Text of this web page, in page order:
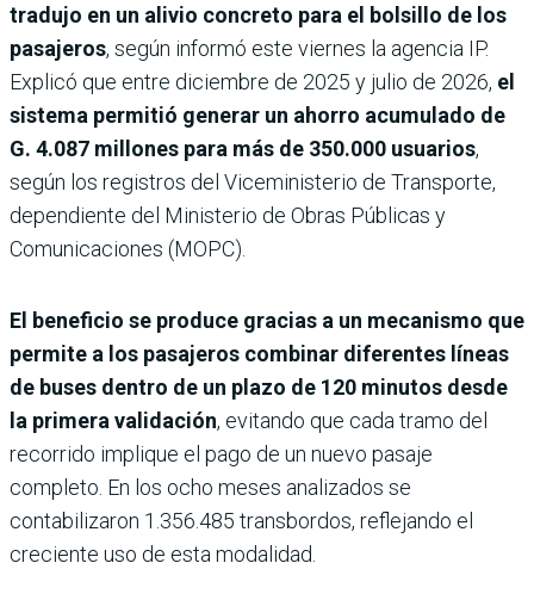
tradujo en un alivio concreto para el bolsillo de los
pasajeros, según informó este viernes la agencia IP.
Explicó que entre diciembre de 2025 y julio de 2026, el
sistema permitió generar un ahorro acumulado de
G. 4.087 millones para más de 350.000 usuarios,
según los registros del Viceministerio de Transporte,
dependiente del Ministerio de Obras Públicas y
Comunicaciones (MOPC).
El beneficio se produce gracias a un mecanismo que
permite a los pasajeros combinar diferentes líneas
de buses dentro de un plazo de 120 minutos desde
la primera validación, evitando que cada tramo del
recorrido implique el pago de un nuevo pasaje
completo. En los ocho meses analizados se
contabilizaron 1.356.485 transbordos, reflejando el
creciente uso de esta modalidad.